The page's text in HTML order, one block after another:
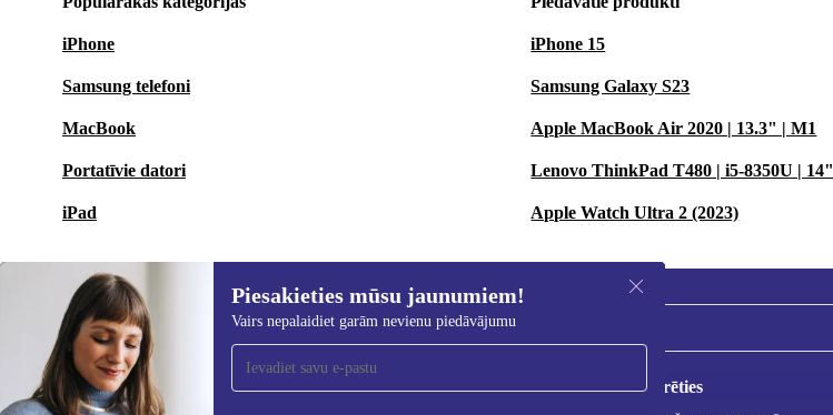
iPhone
Samsung telefoni
MacBook
Portatīvie datori
iPad
iPhone 15
Samsung Galaxy S23
Apple MacBook Air 2020 | 13.3" | M1
Lenovo ThinkPad T480 | i5-8350U | 14"
Apple Watch Ultra 2 (2023)
Piesakieties mūsu jaunumiem!
Vairs nepalaidiet garām nevienu piedāvājumu
Piesakieties mūsu jaunumu
saņemšanai!
Nekad vairs nepalaidiet garām nevienu
Reģistrēties